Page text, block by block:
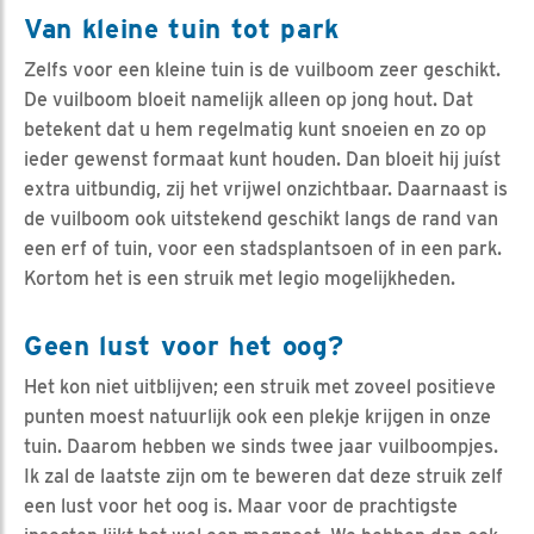
Van kleine tuin tot park
Zelfs voor een kleine tuin is de vuilboom zeer geschikt.
De vuilboom bloeit namelijk alleen op jong hout. Dat
betekent dat u hem regelmatig kunt snoeien en zo op
ieder gewenst formaat kunt houden. Dan bloeit hij juíst
extra uitbundig, zij het vrijwel onzichtbaar. Daarnaast is
de vuilboom ook uitstekend geschikt langs de rand van
een erf of tuin, voor een stadsplantsoen of in een park.
Kortom het is een struik met legio mogelijkheden.
Geen lust voor het oog?
Het kon niet uitblijven; een struik met zoveel positieve
punten moest natuurlijk ook een plekje krijgen in onze
tuin. Daarom hebben we sinds twee jaar vuilboompjes.
Ik zal de laatste zijn om te beweren dat deze struik zelf
een lust voor het oog is. Maar voor de prachtigste